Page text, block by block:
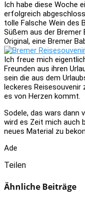
Ich habe diese Woche
erfolgreich
tolle Falsche Wein des
Süßem aus der
Original, eine Bremer
Ich freue mich
Freunden aus ihren
sein die aus dem
leckeres
es von Herzen kommt.
Sodele, das wars dann
wird es Zeit mich auch
neues Material zu
Ade
Teilen
Ähnliche Beiträge